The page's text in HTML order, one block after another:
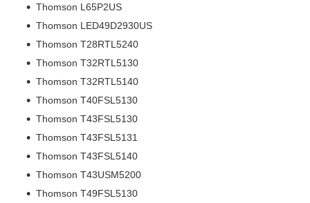
Thomson L65P2US
Thomson LED49D2930US
Thomson T28RTL5240
Thomson T32RTL5130
Thomson T32RTL5140
Thomson T40FSL5130
Thomson T43FSL5130
Thomson T43FSL5131
Thomson T43FSL5140
Thomson T43USM5200
Thomson T49FSL5130